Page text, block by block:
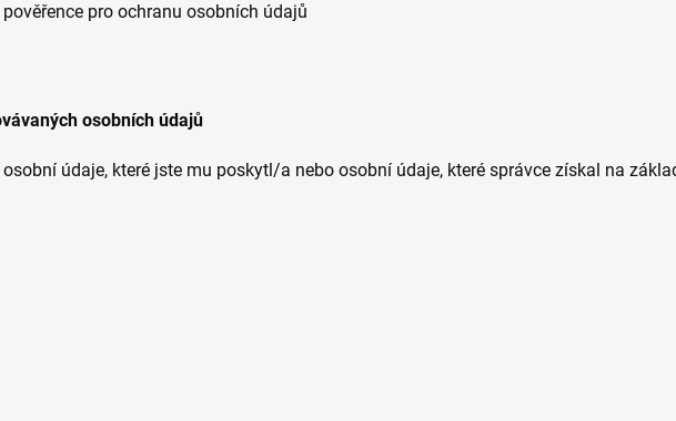
pro ochranu osobních údajů
osobních údajů
údaje, které jste mu poskytl/a nebo osobní údaje, které správce získal na